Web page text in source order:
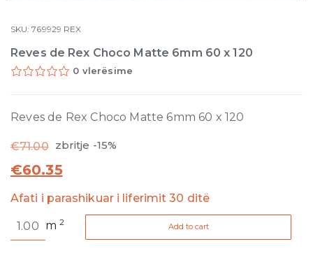
SKU:769929 REX
Reves de Rex Choco Matte 6mm 60 x 120
0 vlerësime
Reves de Rex Choco Matte 6mm 60 x 120
€71.00 zbritje -15%
€60.35
Afati i parashikuar i liferimit 30 ditë
de
m2 Add to cart